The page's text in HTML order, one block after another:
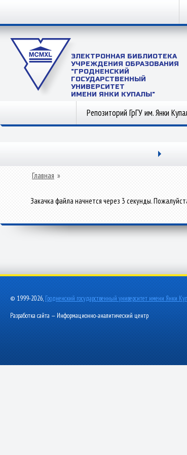
ЭЛЕКТРОННАЯ БИБЛИОТЕКА
УЧРЕЖДЕНИЯ ОБРАЗОВАНИЯ
"ГРОДНЕНСКИЙ
ГОСУДАРСТВЕННЫЙ
УНИВЕРСИТЕТ
ИМЕНИ ЯНКИ КУПАЛЫ"
Репозиторий ГрГУ им. Янки
Главная »
Закачка файла начнется через 3 секунды.
© 1999-2026, Гродненский государственный университет имени Янки
Разработка сайта — Информационно-аналитический центр